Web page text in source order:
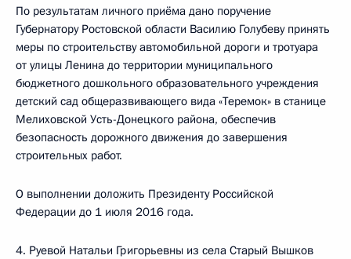
По результатам личного приёма дано поручение
Губернатору Ростовской области Василию Голубеву принять
меры по строительству автомобильной дороги и тротуара
от улицы Ленина до территории муниципального
бюджетного дошкольного образовательного учреждения
детский сад общеразвивающего вида «Теремок» в станице
Мелиховской Усть-Донецкого района, обеспечив
безопасность дорожного движения до завершения
строительных работ.
О выполнении доложить Президенту Российской
Федерации до 1 июля 2016 года.
4. Руевой Натальи Григорьевны из села Старый Вышков